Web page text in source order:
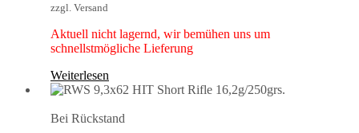
zzgl. Versand
Aktuell nicht lagernd, wir bemühen uns um
schnellstmögliche Lieferung
Weiterlesen
Bei Rückstand